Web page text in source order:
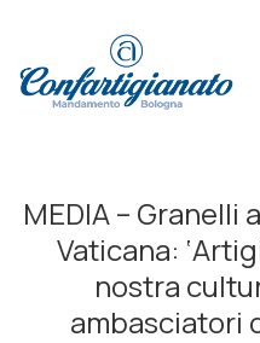
Principale
MEDIA – Granelli
Vaticana:
nostra
ambasciatori